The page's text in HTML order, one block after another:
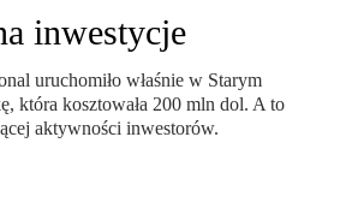
inwestycje
uruchomiło właśnie w Starym
która kosztowała 200 mln dol. A to
aktywności inwestorów.